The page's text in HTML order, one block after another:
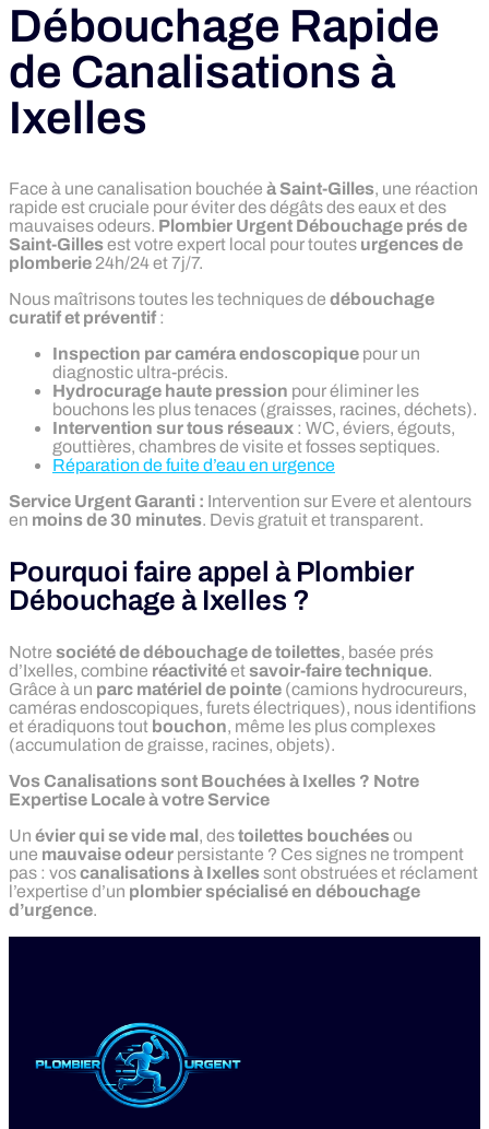
Débouchage Rapide
de Canalisations à
Ixelles
Face à une canalisation bouchée à Saint-Gilles, une réaction
rapide est cruciale pour éviter des dégâts des eaux et des
mauvaises odeurs. Plombier Urgent Débouchage prés de
Saint-Gillesest votre expert local pour toutes urgences de
plomberie 24h/24 et 7j/7.
Nous maîtrisons toutes les techniques de débouchage
curatif et préventif :
Inspection par caméra endoscopique pour un
diagnostic ultra-précis.
Hydrocurage haute pression pour éliminer les
bouchons les plus tenaces (graisses, racines, déchets).
Intervention sur tous réseaux : WC, éviers, égouts,
gouttières, chambres de visite et fosses septiques.
Réparation de fuite d’eau en urgence
Service Urgent Garanti : Intervention sur Evere et alentours
en moins de 30 minutes. Devis gratuit et transparent.
Pourquoi faire appel à Plombier
Débouchage à Ixelles ?
Notre société de débouchage de toilettes, basée prés
d’Ixelles, combine réactivitéetsavoir-faire technique.
Grâce à un parc matériel de pointe (camions hydrocureurs,
caméras endoscopiques, furets électriques), nous identifions
et éradiquons tout bouchon, même les plus complexes
(accumulation de graisse, racines, objets).
Vos Canalisations sont Bouchées à Ixelles ? Notre
Expertise Locale à votre Service
Un évier qui se vide mal, destoilettes bouchéesou
une mauvaise odeur persistante ? Ces signes ne trompent
pas : voscanalisations à Ixellessont obstruées et réclament
l’expertise d’un plombier spécialisé en débouchage
d’urgence.